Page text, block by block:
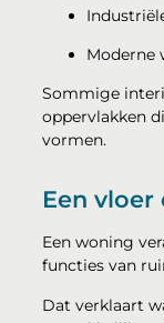
Moderne
Sommige
oppervlakken
vormen.
Een
Een woning
functies van
Dat verklaart